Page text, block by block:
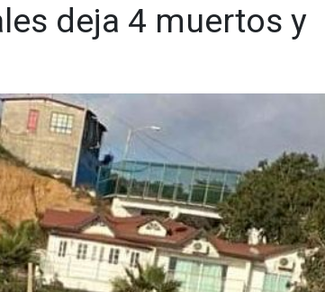
prevenir el robo de vehículos, la venta de
individuos con órdenes de aprehensión
deja 4 muertos y